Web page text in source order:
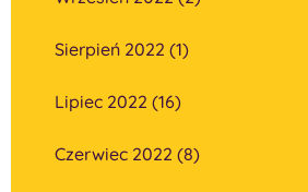
Sierpień 2022 (1)
Lipiec 2022 (16)
Czerwiec 2022 (8)